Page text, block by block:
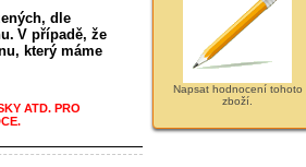
dle
V případě, že
který máme
ATD. PRO
Napsat hodnocení tohoto
zboží.